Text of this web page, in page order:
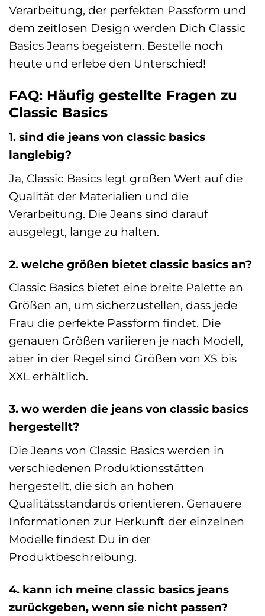
Verarbeitung, der perfekten Passform und
dem zeitlosen Design werden Dich Classic
Basics Jeans begeistern. Bestelle noch
heute und erlebe den Unterschied!
FAQ: Häufig gestellte Fragen zu
Classic Basics
1. sind die jeans von classic basics
langlebig?
Ja, Classic Basics legt großen Wert auf die
Qualität der Materialien und die
Verarbeitung. Die Jeans sind darauf
ausgelegt, lange zu halten.
2. welche größen bietet classic basics an?
Classic Basics bietet eine breite Palette an
Größen an, um sicherzustellen, dass jede
Frau die perfekte Passform findet. Die
genauen Größen variieren je nach Modell,
aber in der Regel sind Größen von XS bis
XXL erhältlich.
3. wo werden die jeans von classic basics
hergestellt?
Die Jeans von Classic Basics werden in
verschiedenen Produktionsstätten
hergestellt, die sich an hohen
Qualitätsstandards orientieren. Genauere
Informationen zur Herkunft der einzelnen
Modelle findest Du in der
Produktbeschreibung.
4. kann ich meine classic basics jeans
zurückgeben, wenn sie nicht passen?